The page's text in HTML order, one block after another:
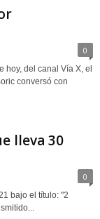
0
hoy, del canal Vía X, el
conversó con
lleva 30
0
bajo el título: "2